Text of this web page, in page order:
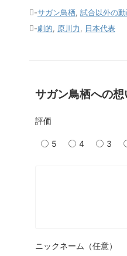
-サガン鳥栖 試合以外の
-劇的 原川力 日本代表
サガン鳥栖への
評価
5 4 3
ニックネーム（任意）